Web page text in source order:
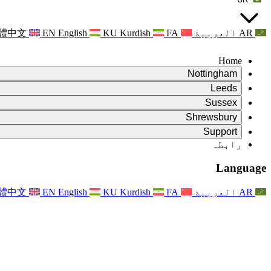
AR العربية 中文 EN English KU Kurdish FA
Home
Nottingham
Review
جائزہ کے چیئرمین
آزاد جائزہ ٹیم
حوالہ جات کی شرائط
آزاد جائزہ کی حتمی رپورٹ
اکثر پوچھے گئے سوالات
رابطہ
For Families
فیملی فیڈ بیک کا عمل
خبرنامے
Leeds
Review
جائزہ کے چیئرمین
آزاد جائزہ ٹیم
حوالہ کی شرائط
رابطہ
خاندانوں کے لیے نفسیاتی معاونت
فیملیز کے لیے اپڈیٹس
واقعات
For Staff
Sussex
Review
جائزہ کے چیئرمین
آزاد جائزہ ٹیم
حوالہ جات کی شرائط
For Families
خاندانوں کے لئے تازہ ترین معلومات
Shrewsbury
Review
زچگی کے جائزے کے لئے حوالہ کی شرائط
اعلانات
Reports
آزاد جائزہ کی حتمی رپورٹ
For Families
Support
Leeds
Nottingham
خاندانی نفسیاتی مدد کی خدمت
دماغی صحت کے بحران کی حمایت
علاقائی خدمات ناٹنگھم
رابطہ
Language
AR العربية 中文 EN English KU Kurdish FA